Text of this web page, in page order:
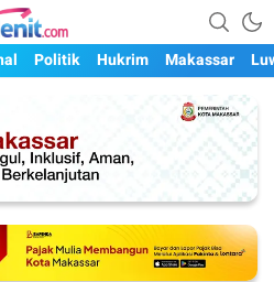
Setiap Hari
Politik Hukrim Makassar